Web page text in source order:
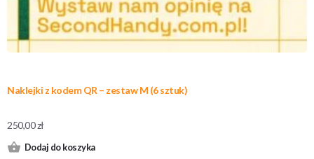
Naklejki z kodem QR – zestaw M (6 sztuk)
250,00zł
Dodaj do koszyka